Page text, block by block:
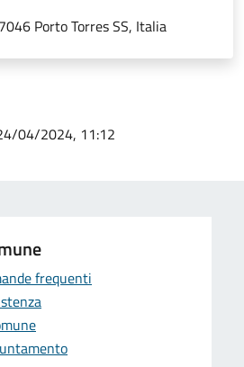
Porto Torres SS, Italia
04/2024, 11:12
frequenti